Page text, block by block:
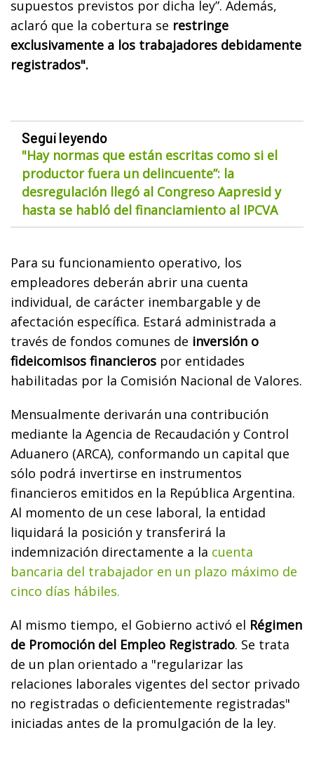
supuestos previstos por dicha ley”. Además,
aclaró que la cobertura se restringe
exclusivamente a los trabajadores debidamente
registrados".
Seguí leyendo
"Hay normas que están escritas como si el
productor fuera un delincuente”: la
desregulación llegó al Congreso Aapresid y
hasta se habló del financiamiento al IPCVA
Para su funcionamiento operativo, los
empleadores deberán abrir una cuenta
individual, de carácter inembargable y de
afectación específica. Estará administrada a
través de fondos comunes de inversión o
fideicomisos financieros por entidades
habilitadas por la Comisión Nacional de Valores.
Mensualmente derivarán una contribución
mediante la Agencia de Recaudación y Control
Aduanero (ARCA), conformando un capital que
sólo podrá invertirse en instrumentos
financieros emitidos en la República Argentina.
Al momento de un cese laboral, la entidad
liquidará la posición y transferirá la
indemnización directamente a la cuenta
bancaria del trabajador en un plazo máximo de
cinco días hábiles.
Al mismo tiempo, el Gobierno activó el Régimen
de Promoción del Empleo Registrado. Se trata
de un plan orientado a "regularizar las
relaciones laborales vigentes del sector privado
no registradas o deficientemente registradas"
iniciadas antes de la promulgación de la ley.